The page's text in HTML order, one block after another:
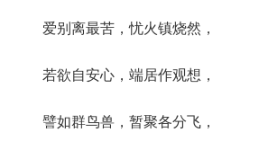
爱别离最苦，忧火镇烧然，
若欲自安心，端居作观想，
譬如群鸟兽，暂聚各分飞，